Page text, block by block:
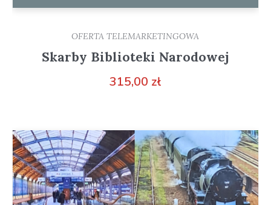
OFERTA TELEMARKETINGOWA
Skarby Biblioteki Narodowej
315,00 zł